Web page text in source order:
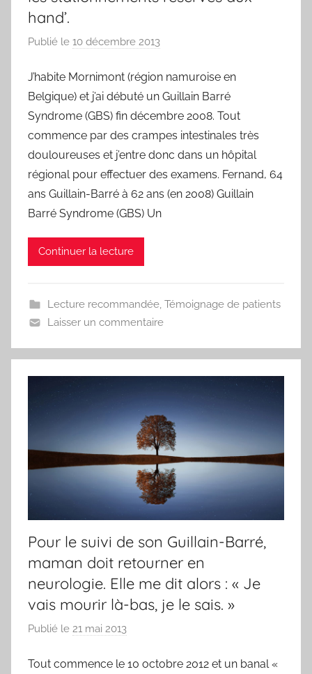
hand’.
Publié le 10 décembre 2013
r
F
r
e
d
J’habite Mornimont (région namuroise en
Belgique) et j’ai débuté un Guillain Barré
Syndrome (GBS) fin décembre 2008. Tout
commence par des crampes intestinales très
douloureuses et j’entre donc dans un hôpital
régional pour effectuer des examens. Fernand, 64
ans Guillain-Barré à 62 ans (en 2008) Guillain
Barré Syndrome (GBS) Un
Continuer la lecture
Lecture recommandée, Témoignage de patients
Laisser un commentaire
Pour le suivi de son Guillain-Barré,
maman doit retourner en
neurologie. Elle me dit alors : « Je
vais mourir là-bas, je le sais. »
Publié le 21 mai 2013
r
Tout commence le 10 octobre 2012 et un banal «